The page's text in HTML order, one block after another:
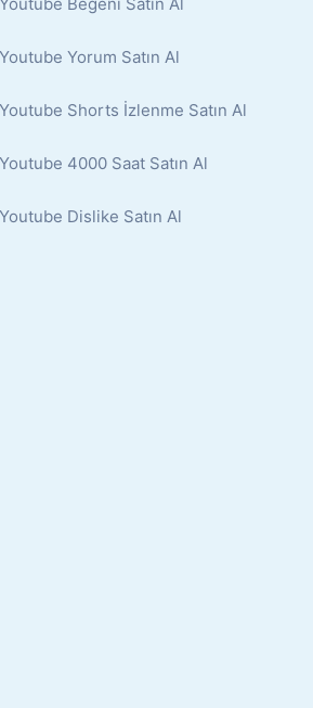
Youtube Yorum Satın Al
Youtube Shorts İzlenme Satın Al
Youtube 4000 Saat Satın Al
Youtube Dislike Satın Al